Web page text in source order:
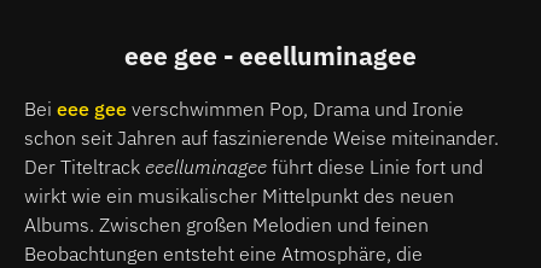
eee gee - eeelluminagee
Bei eee gee verschwimmen Pop, Drama und Ironie
schon seit Jahren auf faszinierende Weise miteinander.
Der Titeltrack eeelluminagee führt diese Linie fort und
wirkt wie ein musikalischer Mittelpunkt des neuen
Albums. Zwischen großen Melodien und feinen
Beobachtungen entsteht eine Atmosphäre, die